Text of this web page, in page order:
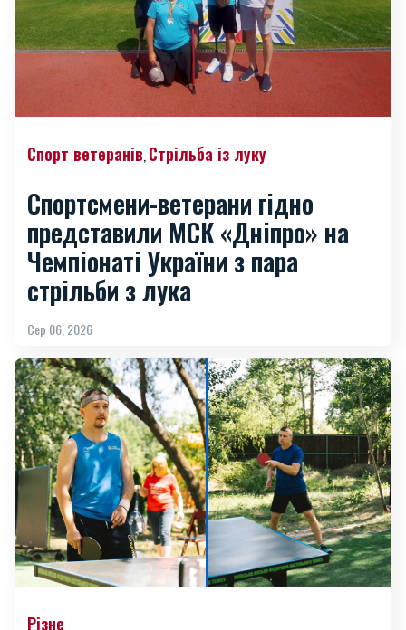
Спорт ветеранів Стрільба із луку
Спортсмени-ветерани гідно
представили МСК «Дніпро» на
Чемпіонаті України з пара
стрільби з лука
Сер 06, 2026
Різне